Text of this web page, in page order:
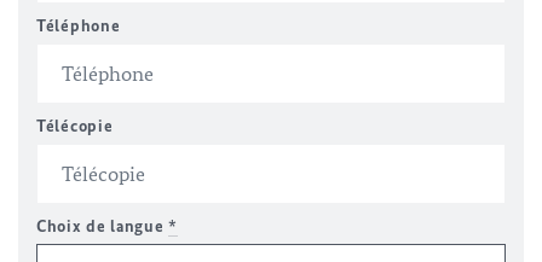
Téléphone
Télécopie
Choix de langue*